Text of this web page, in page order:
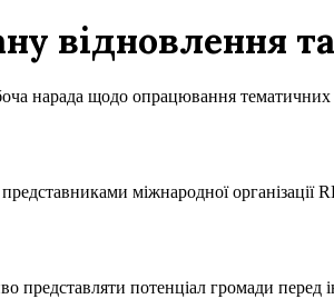
відновлення
нарада щодо опрацювання
міжнародної
потенціал громади перед